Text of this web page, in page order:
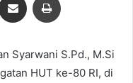
Syarwani S.Pd., M.Si
HUT ke-80 RI, di